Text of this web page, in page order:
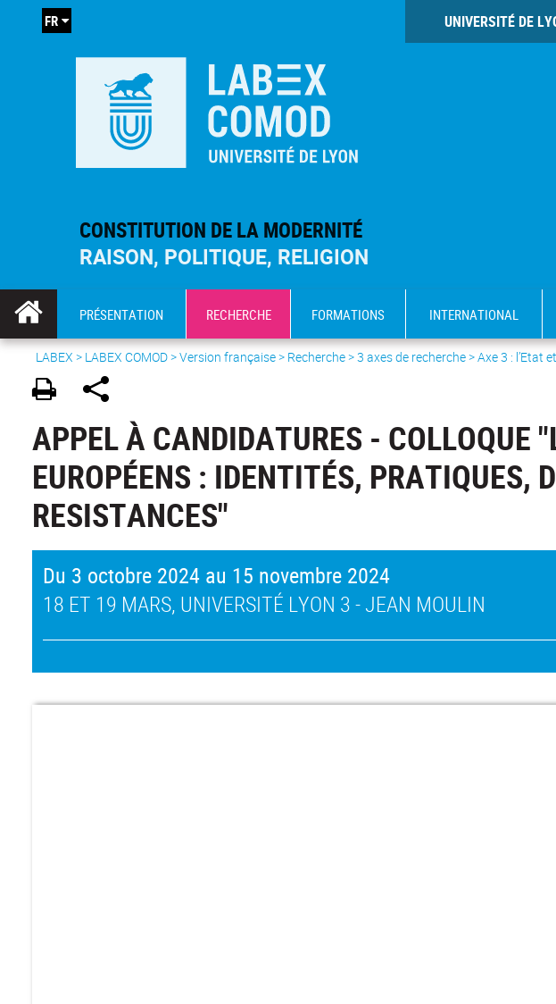
CONSTITUTION DE LA MODERNITÉ
RAISON, POLITIQUE, RELIGION
UNIVERSITÉ DE
FR
PRÉSENTATION RECHERCHE FORMATIONS INTERNATIONAL
LABEX > LABEX COMOD>Version française> Recherche >3 axes de recherche>Axe 3 : l’Etat
APPEL À CANDIDATURES - COLLOQUE
EUROPÉENS : IDENTITÉS, PRATIQUES,
RESISTANCES"
Du 3 octobre 2024 au 15 novembre 2024
18 ET 19 MARS, UNIVERSITÉ LYON 3 - JEAN MOULIN